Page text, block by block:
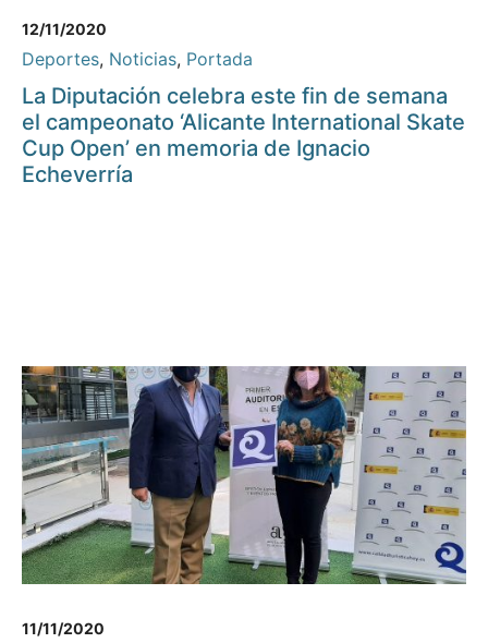
12/11/2020
Deportes, Noticias, Portada
La Diputación celebra este fin de semana
el campeonato ‘Alicante International Skate
Cup Open’ en memoria de Ignacio
Echeverría
11/11/2020